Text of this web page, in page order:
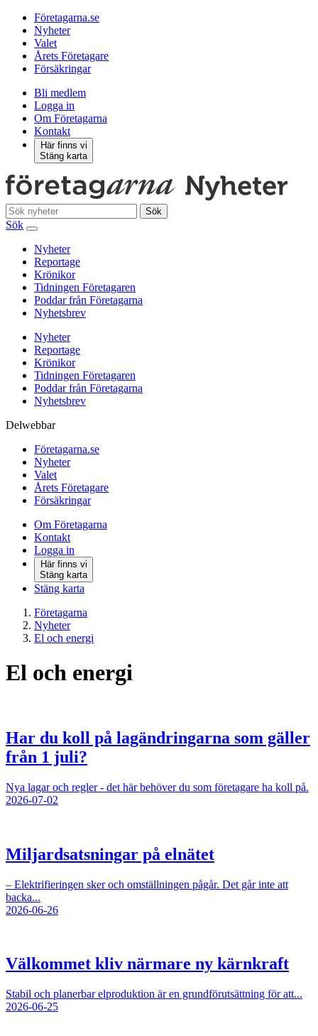
Företagarna.se
Nyheter
Valet
Årets Företagare
Försäkringar
Bli medlem
Logga in
Om Företagarna
Kontakt
Här finns vi
Stäng karta
Sök
Sök
Nyheter
Reportage
Krönikor
Tidningen Företagaren
Poddar från Företagarna
Nyhetsbrev
Nyheter
Reportage
Krönikor
Tidningen Företagaren
Poddar från Företagarna
Nyhetsbrev
Delwebbar
Företagarna.se
Nyheter
Valet
Årets Företagare
Försäkringar
Om Företagarna
Kontakt
Logga in
Här finns vi
Stäng karta
Stäng karta
Företagarna
Nyheter
El och energi
El och energi
Har du koll på lagändringarna som gäller
från 1 juli?
Nya lagar och regler - det här behöver du som företagare ha koll på.
2026-07-02
Miljardsatsningar på elnätet
– Elektrifieringen sker och omställningen pågår. Det går inte att
backa...
2026-06-26
Välkommet kliv närmare ny kärnkraft
Stabil och planerbar elproduktion är en grundförutsättning för att...
2026-06-25